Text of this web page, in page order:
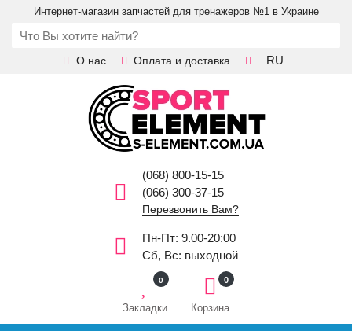
Интернет-магазин запчастей для тренажеров №1 в Украине
О нас Оплата и доставка RU
(068) 800-15-15
(066) 300-37-15
Перезвонить Вам?
Пн-Пт: 9.00-20:00
Сб, Вс: выходной
Закладки
0
Корзина
0